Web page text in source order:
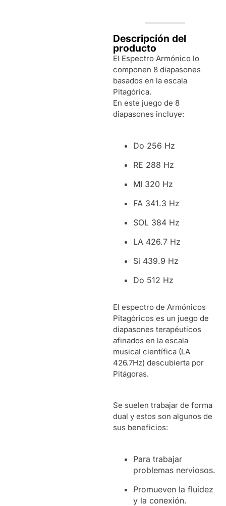
Descripción del
producto
El Espectro Armónico lo
componen 8 diapasones
basados en la escala
Pitagórica.
En este juego de 8
diapasones incluye:
Do 256 Hz
RE 288 Hz
MI 320 Hz
FA 341.3 Hz
SOL 384 Hz
LA 426.7 Hz
Si 439.9 Hz
Do 512 Hz
El espectro de Armónicos
Pitagóricos es un juego de
diapasones terapéuticos
afinados en la escala
musical científica (LA
426.7Hz) descubierta por
Pitágoras.
Se suelen trabajar de forma
dual y estos son algunos de
sus beneficios:
Para trabajar
problemas nerviosos.
Promueven la fluidez
y la conexión.